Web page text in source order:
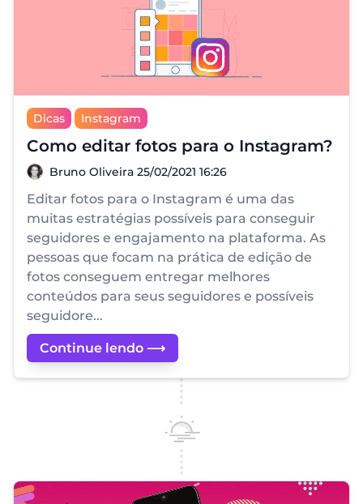
Dicas Instagram
Como editar fotos para o Instagram?
Bruno Oliveira
Bruno Oliveira 25/02/2021 16:26
Editar fotos para o Instagram é uma das
muitas estratégias possíveis para conseguir
seguidores e engajamento na plataforma. As
pessoas que focam na prática de edição de
fotos conseguem entregar melhores
conteúdos para seus seguidores e possíveis
seguidore...
Continue lendo ⟶